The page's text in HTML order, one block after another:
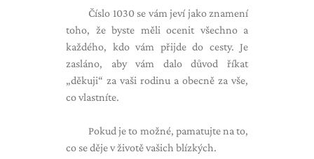
Číslo 1030 se vám jeví jako znamení
toho, že byste měli ocenit všechno a
každého, kdo vám přijde do cesty. Je
zasláno, aby vám dalo důvod říkat
„děkuji“ za vaši rodinu a obecně za vše,
co vlastníte.
Pokud je to možné, pamatujte na to,
co se děje v životě vašich blízkých.